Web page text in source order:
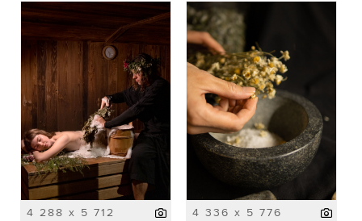
4 288 x 5 712 4 336 x 5 776